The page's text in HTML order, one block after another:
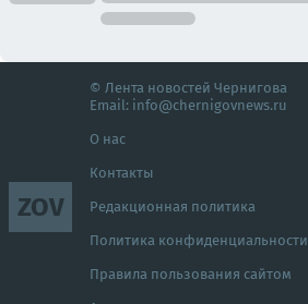
ZOV
© Лента новостей Чернигова
Email: info@chernigovnews.ru
О нас
Контакты
Редакционная политика
Политика конфиденциальности
Правила пользования сайтом